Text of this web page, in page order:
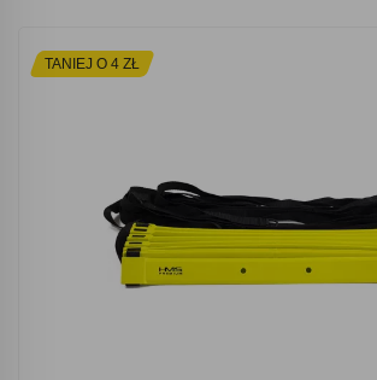
TANIEJ O 4 ZŁ